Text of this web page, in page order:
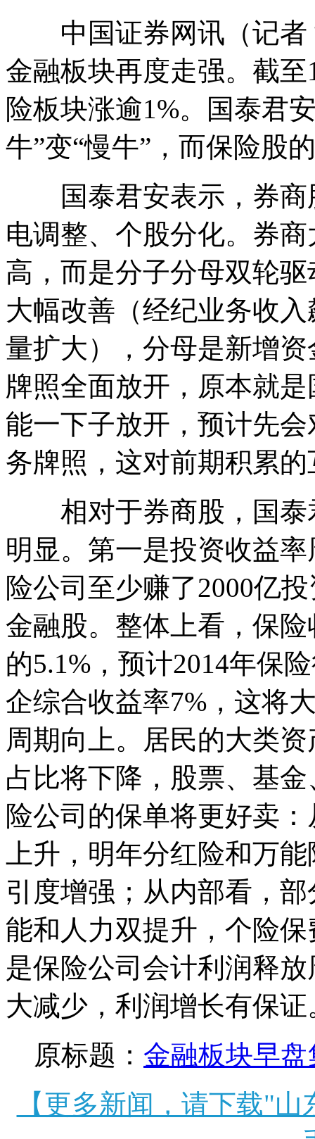
中国证券网讯（记者
金融板块再度走强。截
险板块涨逾1%。国泰君
牛”变“慢牛”，而保险股
国泰君安表示，券商
电调整、个股分化。券
高，而是分子分母双轮
大幅改善（经纪业务收
量扩大），分母是新增
牌照全面放开，原本就
能一下子放开，预计先
务牌照，这对前期积累
相对于券商股，国泰
明显。第一是投资收益
险公司至少赚了2000亿
金融股。整体上看，保
的5.1%，预计2014年保
企综合收益率7%，这将
周期向上。居民的大类
占比将下降，股票、基
险公司的保单将更好卖
上升，明年分红险和万
引度增强；从内部看，
能和人力双提升，个险
是保险公司会计利润释
大减少，利润增长有保证
原标题： 金融板块早
【更多新闻，请下载"